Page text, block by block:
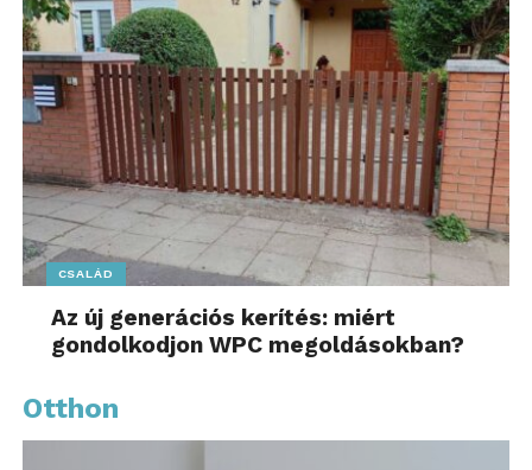
CSALÁD
Az új generációs kerítés: miért
gondolkodjon WPC megoldásokban?
Otthon